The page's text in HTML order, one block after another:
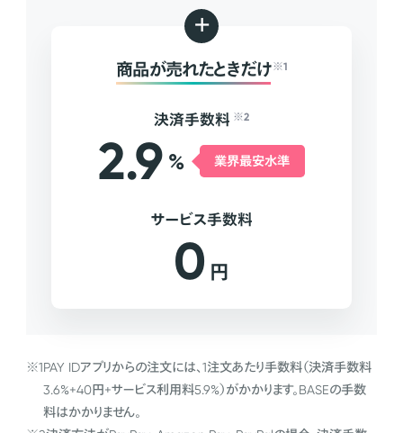
+
商品が売れたときだけ ※1
決済手数料 ※2
2.9 % 業界最安水準
サービス手数料
0 円
※1PAY IDアプリからの注文には、1注文あたり手数料（決済手数料
3.6%+40円+サービス利用料5.9%）がかかります。BASEの手数
料はかかりません。